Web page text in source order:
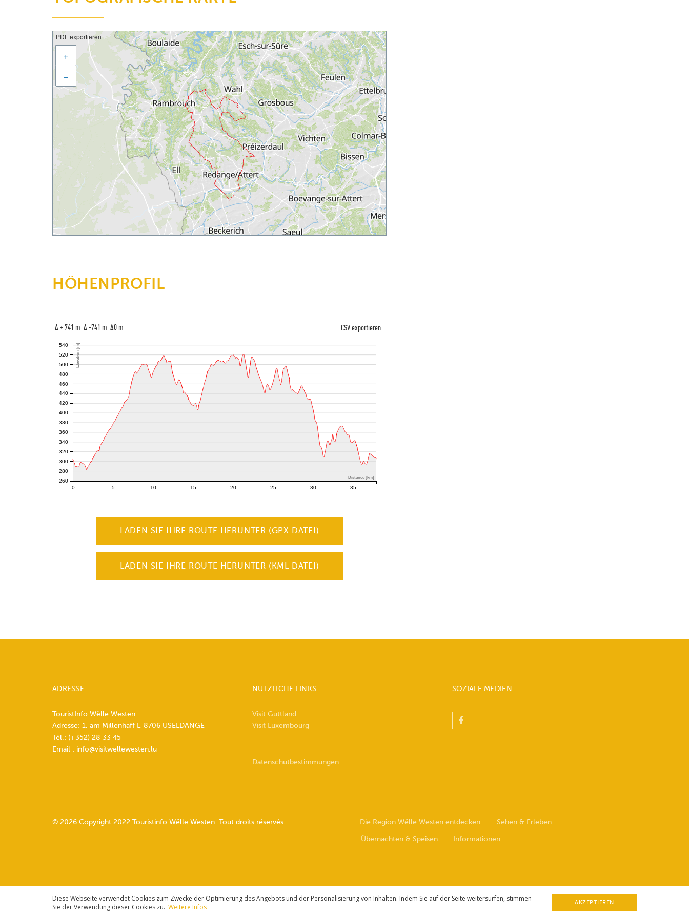
PDF exportieren
+
−
HÖHENPROFIL
Δ + 741 m Δ -741 m Δ0 m CSV exportieren
0 5 10 15 20 25 30 35
Distance [km]
260
280
300
320
340
360
380
400
420
440
460
480
500
520
540 Elevation [m]
LADEN SIE IHRE ROUTE HERUNTER (GPX DATEI)
LADEN SIE IHRE ROUTE HERUNTER (KML DATEI)
ADRESSE
TouristInfo Wëlle Westen
Adresse: 1, am Millenhaff L-8706 USELDANGE
Tél.: (+352) 28 33 45
Email : info@visitwellewesten.lu
NÜTZLICHE LINKS
Visit Guttland
Visit Luxembourg
Datenschutbestimmungen
SOZIALE MEDIEN
© 2026 Copyright 2022 Touristinfo Wëlle Westen. Tout droits réservés. Die Region Wëlle Westen entdecken Sehen & Erleben
Übernachten & Speisen Informationen
Diese Webseite verwendet Cookies zum Zwecke der Optimierung des Angebots und der Personalisierung von Inhalten. Indem Sie auf der Seite weitersurfen, stimmen
Sie der Verwendung dieser Cookies zu. Weitere Infos
AKZEPTIEREN